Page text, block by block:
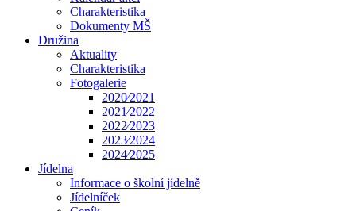
Charakteristika
Dokumenty MŠ
Družina
Aktuality
Charakteristika
Fotogalerie
2020⁄2021
2021⁄2022
2022⁄2023
2023⁄2024
2024⁄2025
Jídelna
Informace o školní jídelně
Jídelníček